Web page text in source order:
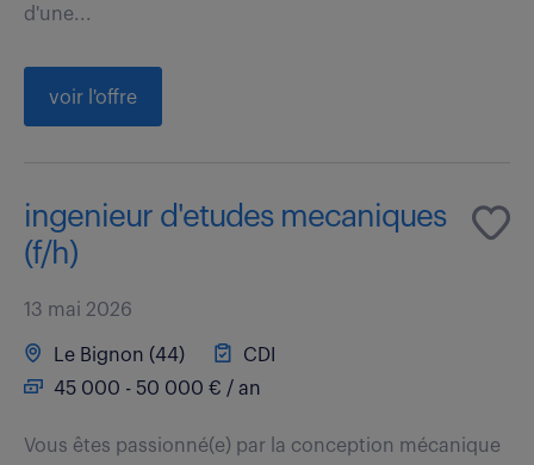
d'une...
voir l'offre
ingenieur d'etudes mecaniques
(f/h)
13 mai 2026
Le Bignon (44)
CDI
45 000 - 50 000 € / an
Vous êtes passionné(e) par la conception mécanique